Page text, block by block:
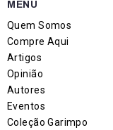
MENU
Quem Somos
Compre Aqui
Artigos
Opinião
Autores
Eventos
Coleção Garimpo